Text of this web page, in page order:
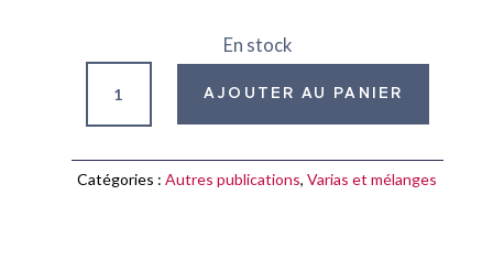
En stock
haggada
AJOUTER AU PANIER
Catégories :Autres publications,Varias et mélanges